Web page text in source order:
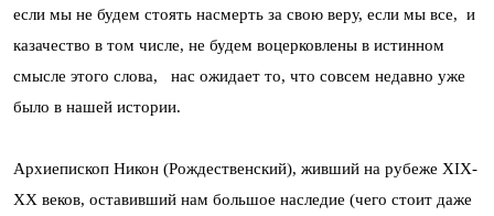
если мы не будем стоять насмерть за свою веру, если мы все, и
казачество в том числе, не будем воцерковлены в истинном
смысле этого слова, нас ожидает то, что совсем недавно уже
было в нашей истории.
Архиепископ Никон (Рождественский), живший на рубеже XIX-
XX веков, оставивший нам большое наследие (чего стоит даже